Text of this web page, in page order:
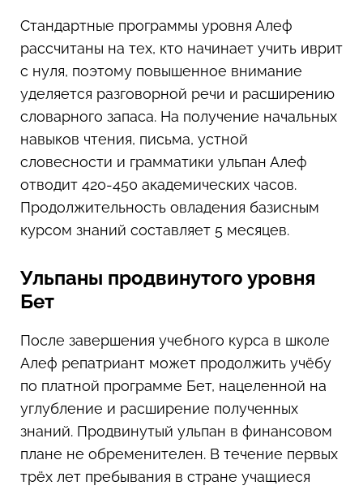
Стандартные программы уровня Алеф
рассчитаны на тех, кто начинает учить иврит
с нуля, поэтому повышенное внимание
уделяется разговорной речи и расширению
словарного запаса. На получение начальных
навыков чтения, письма, устной
словесности и грамматики ульпан Алеф
отводит 420-450 академических часов.
Продолжительность овладения базисным
курсом знаний составляет 5 месяцев.
Ульпаны продвинутого уровня
Бет
После завершения учебного курса в школе
Алеф репатриант может продолжить учёбу
по платной программе Бет, нацеленной на
углубление и расширение полученных
знаний. Продвинутый ульпан в финансовом
плане не обременителен. В течение первых
трёх лет пребывания в стране учащиеся